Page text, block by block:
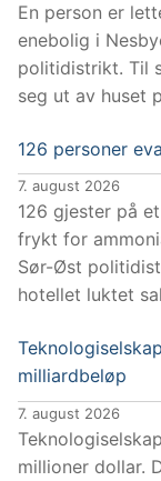
En person er
enebolig i
politidistrikt. Til
seg ut av huset
126 personer
7. august 2026
126 gjester på
frykt for
Sør-Øst
hotellet luktet
milliardbeløp
7. august 2026
millioner dollar.